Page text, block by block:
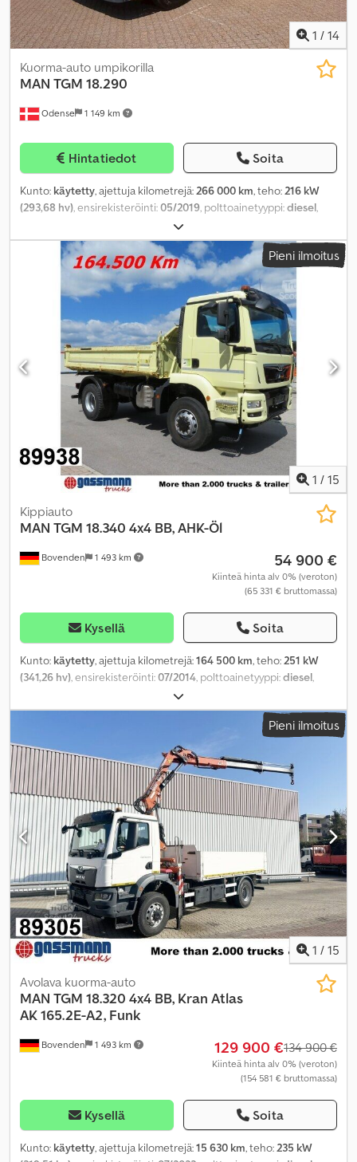
1 / 14
Odense 1 149 km
Kuorma-auto umpikorilla
MAN TGM 18.290
Hintatiedot Soita
Kunto: käytetty, ajettuja kilometrejä:266 000 km, teho:216 kW
(293,68 hv), ensirekisteröinti:05/2019, polttoainetyyppi:diesel,
, vaihteistotyyppi:
päästöluokka:Euro 6, Valmistusvuosi:2019, Varusteet:ABS,
Pieni ilmoitus
1 / 15
Bovenden 1 493 km
Kippiauto
MAN TGM 18.340 4x4 BB, AHK-Öl
54 900 €
Kiinteä hinta alv 0% (veroton)
(65 331 € bruttomassa)
Kysellä Soita
Kunto: käytetty, ajettuja kilometrejä:164 500 km, teho:251 kW
(341,26 hv), ensirekisteröinti:07/2014, polttoainetyyppi:diesel,
, maksimi kuormauspaino:
kokonaispaino:18 000 kg, renkaan koko:315/80R22.5,
, seuraava tarkastus
(TÜV):
vakio kaasu, väri:
päiväohjaamo, vaihteistotyyppi:automaattinen, päästöluokka:
Euro 6, jousitus: teräs, istuimien määrä:2, kuormatilan pituus:
4 400 mm, lastitilan leveys:2 420 mm , kuormatilan korkeus:
mm, Varusteet:ABS, alhainen melutaso, hytti, ilmastointi,
neliveto, perävaunukytkin, tasauspyörästön lukko
Pieni ilmoitus
1 / 15
Bovenden 1 493 km
Avolava kuorma-auto
MAN TGM 18.320 4x4 BB, Kran Atlas
AK 165.2E-A2, Funk
129 900 €134 900 €
Kiinteä hinta alv 0% (veroton)
(154 581 € bruttomassa)
Kysellä Soita
Kunto: käytetty, ajettuja kilometrejä:15 630 km, teho:235 kW